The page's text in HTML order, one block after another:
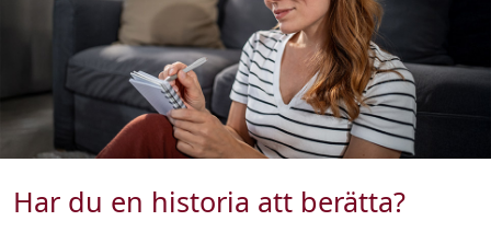
Har du en historia att berätta?